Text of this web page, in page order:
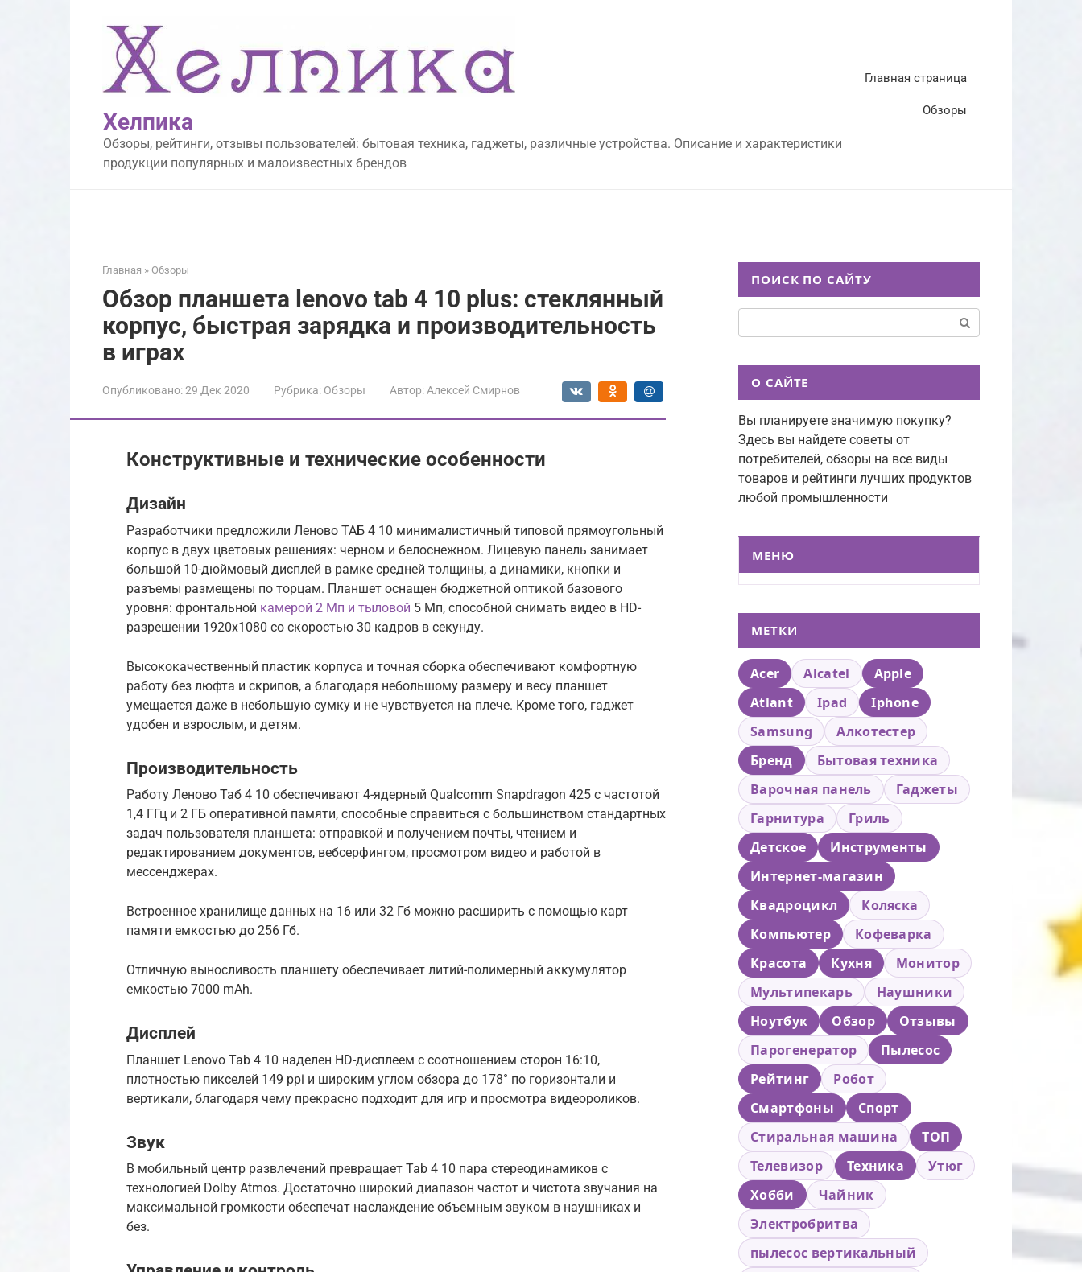
Хелпика
Обзоры, рейтинги, отзывы пользователей: бытовая техника, гаджеты, различные устройства. Описание и характеристики
продукции популярных и малоизвестных брендов
Главная страница
Обзоры
Главная » Обзоры
Обзор планшета lenovo tab 4 10 plus: стеклянный
корпус, быстрая зарядка и производительность
в играх
Опубликовано:29 Дек 2020 Рубрика: Обзоры Автор: Алексей Смирнов
Конструктивные и технические особенности
Дизайн
Разработчики предложили Леново ТАБ 4 10 минималистичный типовой прямоугольный
корпус в двух цветовых решениях: черном и белоснежном. Лицевую панель занимает
большой 10-дюймовый дисплей в рамке средней толщины, а динамики, кнопки и
разъемы размещены по торцам. Планшет оснащен бюджетной оптикой базового
уровня: фронтальной камерой 2 Мп и тыловой 5 Мп, способной снимать видео в HD-
разрешении 1920х1080 со скоростью 30 кадров в секунду.
Высококачественный пластик корпуса и точная сборка обеспечивают комфортную
работу без люфта и скрипов, а благодаря небольшому размеру и весу планшет
умещается даже в небольшую сумку и не чувствуется на плече. Кроме того, гаджет
удобен и взрослым, и детям.
Производительность
Работу Леново Таб 4 10 обеспечивают 4-ядерный Qualcomm Snapdragon 425 c частотой
1,4 ГГц и 2 ГБ оперативной памяти, способные справиться с большинством стандартных
задач пользователя планшета: отправкой и получением почты, чтением и
редактированием документов, вебсерфингом, просмотром видео и работой в
мессенджерах.
Встроенное хранилище данных на 16 или 32 Гб можно расширить с помощью карт
памяти емкостью до 256 Гб.
Отличную выносливость планшету обеспечивает литий-полимерный аккумулятор
емкостью 7000 mAh.
Дисплей
Планшет Lenovo Tab 4 10 наделен HD-дисплеем с соотношением сторон 16:10,
плотностью пикселей 149 ppi и широким углом обзора до 178° по горизонтали и
вертикали, благодаря чему прекрасно подходит для игр и просмотра видеороликов.
Звук
В мобильный центр развлечений превращает Tab 4 10 пара стереодинамиков с
технологией Dolby Atmos. Достаточно широкий диапазон частот и чистота звучания на
максимальной громкости обеспечат наслаждение объемным звуком в наушниках и
без.
ПОИСК ПО САЙТУ
О САЙТЕ
Вы планируете значимую покупку?
Здесь вы найдете советы от
потребителей, обзоры на все виды
товаров и рейтинги лучших продуктов
любой промышленности
МЕНЮ
МЕТКИ
Acer Alcatel
Apple
Atlant
Ipad
Iphone
Samsung
Алкотестер
Бренд
Бытовая техника
Варочная панель
Гаджеты
Гарнитура
Гриль
Детское
Инструменты
Интернет-магазин
Квадроцикл
Коляска
Компьютер
Кофеварка
Красота
Кухня
Монитор
Мультипекарь
Наушники
Ноутбук
Обзор
Отзывы
Парогенератор
Пылесос
Рейтинг
Робот
Смартфоны
Спорт
Стиральная машина
ТОП
Телевизор
Техника
Утюг
Хобби
Чайник
Электробритва
пылесос вертикальный